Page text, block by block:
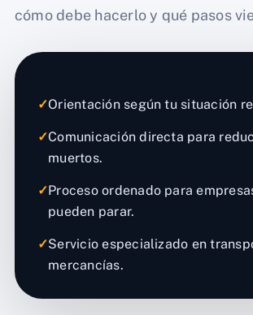
cómo debe hacerlo y qué pasos
✓Orientación según tu situación
✓Comunicación directa para
muertos.
✓Proceso ordenado para
pueden parar.
✓Servicio especializado en
mercancías.